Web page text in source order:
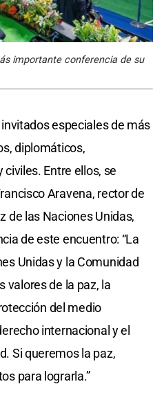
importante conferencia de su
especiales de más
diplomáticos,
Entre ellos, se
Aravena, rector de
de las Naciones Unidas,
de este encuentro: “La
Unidas y la Comunidad
valores de la paz, la
del medio
internacional y el
Si queremos la paz,
para lograrla.”